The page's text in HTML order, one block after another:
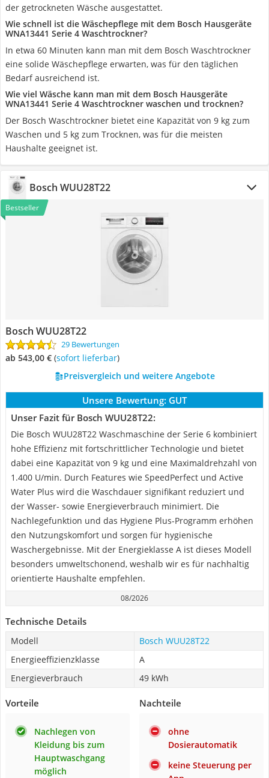
der getrockneten Wäsche ausgestattet.
Wie schnell ist die Wäschepflege mit dem Bosch Hausgeräte
WNA13441 Serie 4 Waschtrockner?
In etwa 60 Minuten kann man mit dem Bosch Waschtrockner
eine solide Wäschepflege erwarten, was für den täglichen
Bedarf ausreichend ist.
Wie viel Wäsche kann man mit dem Bosch Hausgeräte
WNA13441 Serie 4 Waschtrockner waschen und trocknen?
Der Bosch Waschtrockner bietet eine Kapazität von 9 kg zum
Waschen und 5 kg zum Trocknen, was für die meisten
Haushalte geeignet ist.
Bosch WUU28T22
Bestseller
Bosch WUU28T22
29 Bewertungen
ab 543,00 € ( Sofort lieferbar)
Preisvergleich und weitere Angebote
Unsere Bewertung: GUT
Unser Fazit für Bosch WUU28T22:
Die Bosch WUU28T22 Waschmaschine der Serie 6 kombiniert
hohe Effizienz mit fortschrittlicher Technologie und bietet
dabei eine Kapazität von 9 kg und eine Maximaldrehzahl von
1.400 U/min. Durch Features wie SpeedPerfect und Active
Water Plus wird die Waschdauer signifikant reduziert und
der Wasser- sowie Energieverbrauch minimiert. Die
Nachlegefunktion und das Hygiene Plus-Programm erhöhen
den Nutzungskomfort und sorgen für hygienische
Waschergebnisse. Mit der Energieklasse A ist dieses Modell
besonders umweltschonend, weshalb wir es für nachhaltig
orientierte Haushalte empfehlen.
08/2026
Technische Details
Modell
Bosch WUU28T22
Energieeffizienzklasse
A
Energieverbrauch
49 kWh
Vorteile
Nachlegen von
Kleidung bis zum
Hauptwaschgang
möglich
Nachteile
ohne
Dosierautomatik
keine Steuerung per